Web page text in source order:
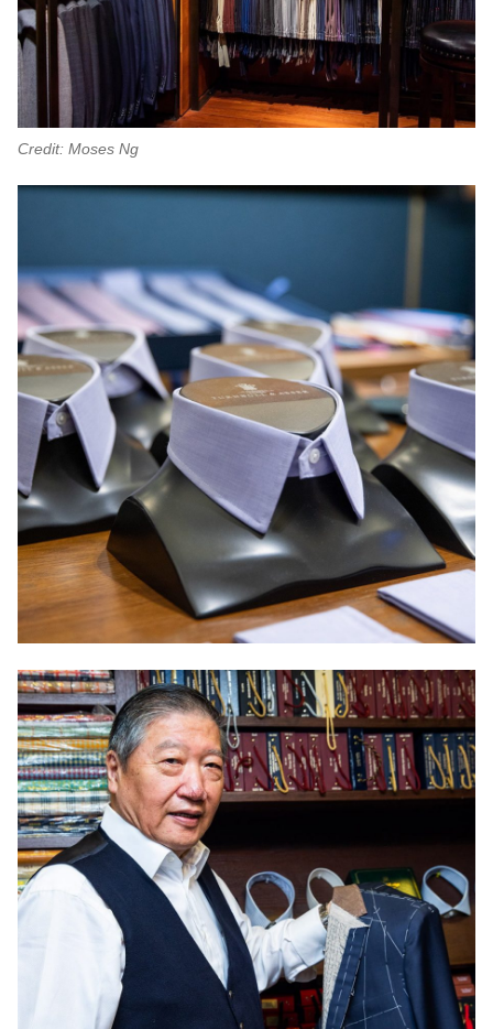
Credit: Moses Ng